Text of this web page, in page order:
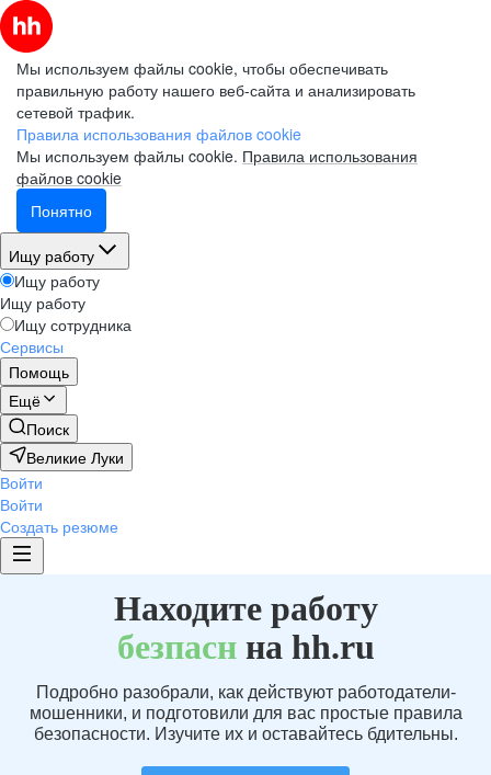
Мы используем файлы cookie, чтобы обеспечивать
правильную работу нашего веб-сайта и анализировать
сетевой трафик.
Правила использования файлов cookie
Мы используем файлы cookie. Правила использования
файлов cookie
Понятно
Ищу работу
Ищу работу
Ищу работу
Ищу сотрудника
Сервисы
Помощь
Ещё
Поиск
Великие Луки
Войти
Войти
Создать резюме
Находите работу
безпаснна hh.ru
Подробно разобрали, как действуют работодатели-
мошенники, и подготовили для вас простые правила
безопасности. Изучите их и оставайтесь бдительны.